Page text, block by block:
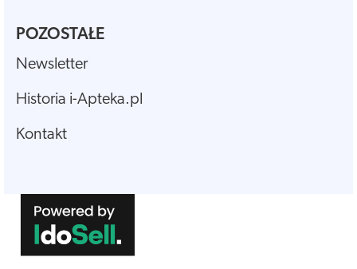
POZOSTAŁE
Newsletter
Historia i-Apteka.pl
Kontakt